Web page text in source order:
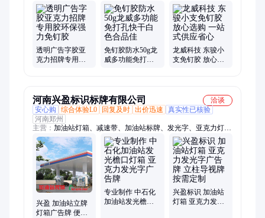
透明广告字胶亚
克力招牌专用胶
免钉胶防水50g龙
威多功能免打孔
龙威科技 东骏小
支免钉胶 放心选
河南兴盈标识标牌有限公司
洽谈
安心购
综合体验L0 回复及时 出价迅速
真实性已核验
河南郑州
主营： 加油站灯箱、减速带、加油站标牌、发光字、亚克力灯
带、标识标牌
兴盈 加油站立牌
灯箱广告牌 便利
专业制作 中石化
加油站发光檐口
兴盈标识 加油站
灯箱 亚克力发光